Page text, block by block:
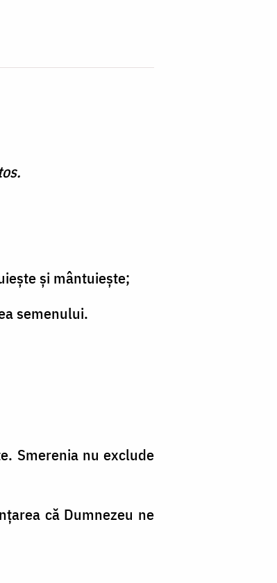
şi mântuieşte;
semenului.
Smerenia nu exclude
că Dumnezeu ne